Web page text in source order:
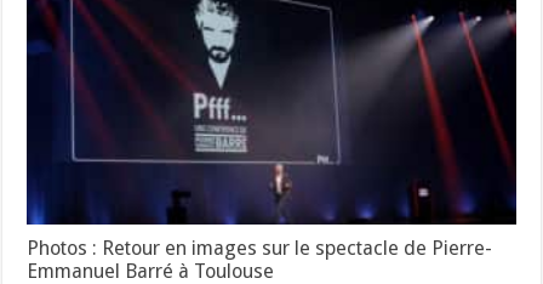
Photos : Retour en images sur le spectacle de Pierre-
Emmanuel Barré à Toulouse